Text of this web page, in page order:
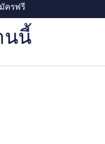
ครฟรี
นนี้